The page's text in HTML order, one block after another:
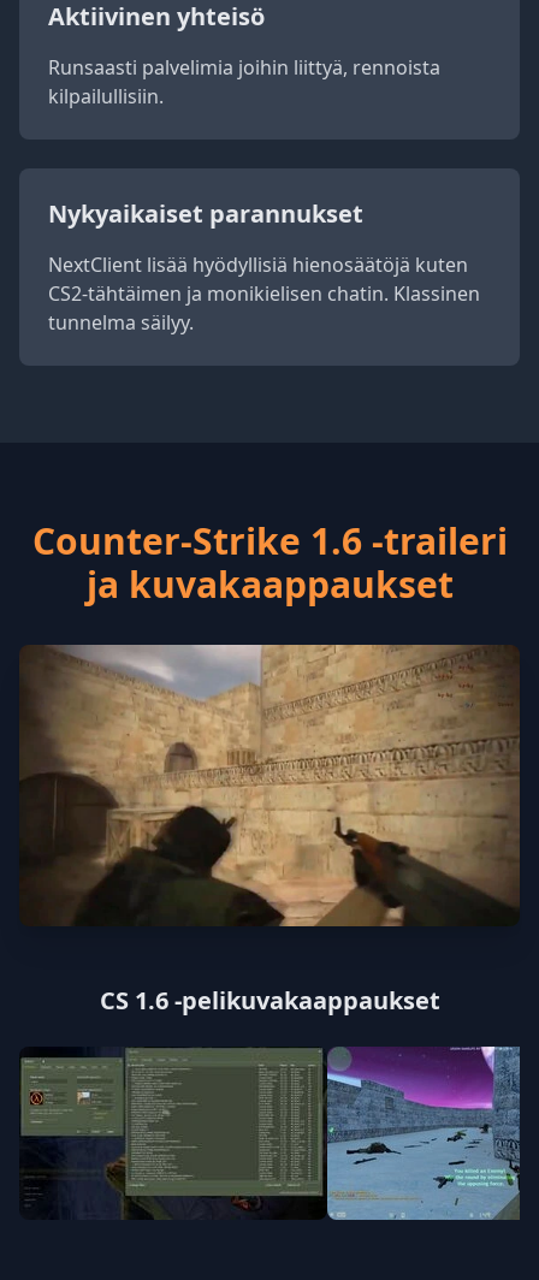
Aktiivinen yhteisö
Runsaasti palvelimia joihin liittyä, rennoista
kilpailullisiin.
Nykyaikaiset parannukset
NextClient lisää hyödyllisiä hienosäätöjä kuten
CS2-tähtäimen ja monikielisen chatin. Klassinen
tunnelma säilyy.
Counter-Strike 1.6 -traileri
ja kuvakaappaukset
CS 1.6 -pelikuvakaappaukset